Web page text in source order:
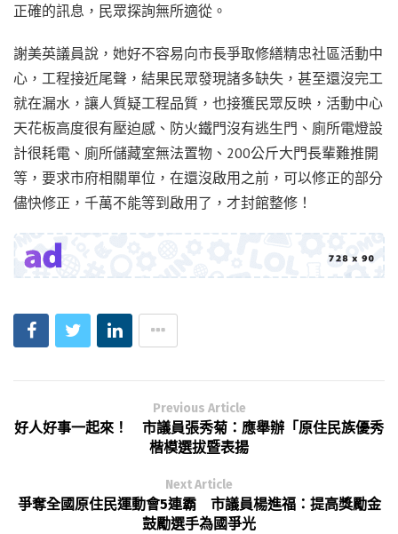
正確的訊息，民眾探詢無所適從。
謝美英議員說，她好不容易向市長爭取修繕精忠社區活動中
心，工程接近尾聲，結果民眾發現諸多缺失，甚至還沒完工
就在漏水，讓人質疑工程品質，也接獲民眾反映，活動中心
天花板高度很有壓迫感、防火鐵門沒有逃生門、廁所電燈設
計很耗電、廁所儲藏室無法置物、200公斤大門長輩難推開
等，要求市府相關單位，在還沒啟用之前，可以修正的部分
儘快修正，千萬不能等到啟用了，才封館整修！
Previous Article
好人好事一起來！ 市議員張秀菊：應舉辦「原住民族優秀
楷模選拔暨表揚
Next Article
爭奪全國原住民運動會5連霸 市議員楊進福：提高獎勵金
鼓勵選手為國爭光